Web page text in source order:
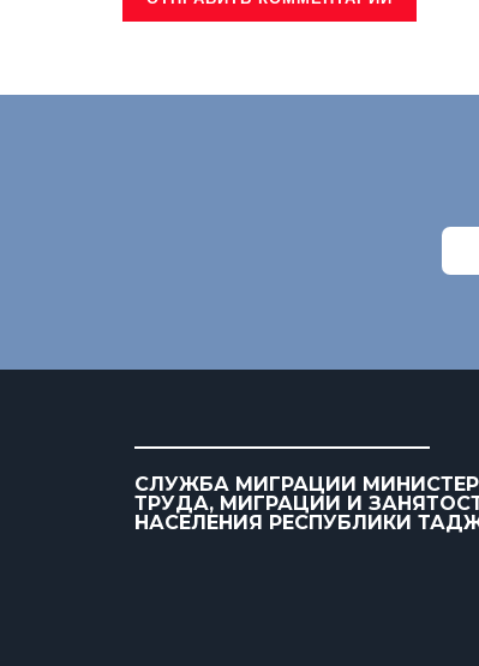
СЛУЖБА МИГРАЦИИ
ТРУДА, МИГРАЦИИ И
НАСЕЛЕНИЯ РЕСПУБЛИКИ